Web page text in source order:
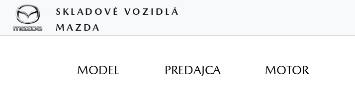
SKLADOVÉ VOZIDLÁ
MAZDA
MODEL PREDAJCA MOTOR